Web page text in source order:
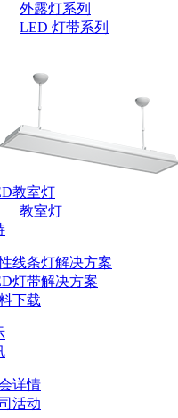
外露灯系列
LED 灯带系列
教室灯
教室灯
线条灯解决方案
灯带解决方案
下载
详情
活动